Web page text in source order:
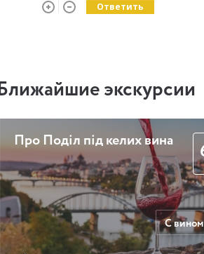
Ответить
Ближайшие экскурсии
Про Поділ під келих вина
С вином